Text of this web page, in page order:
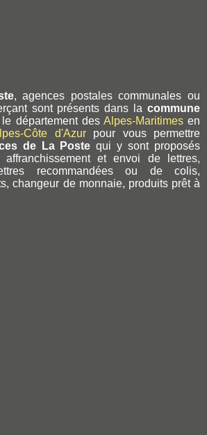
, agences postales communales ou
sont présents dans la commune
département des Alpes-Maritimesen
Côte d'Azurpour vous permettre
de La Poste qui y sont proposés
et envoi de lettres,
recommandées ou de colis,
changeur de monnaie, produits prêt à